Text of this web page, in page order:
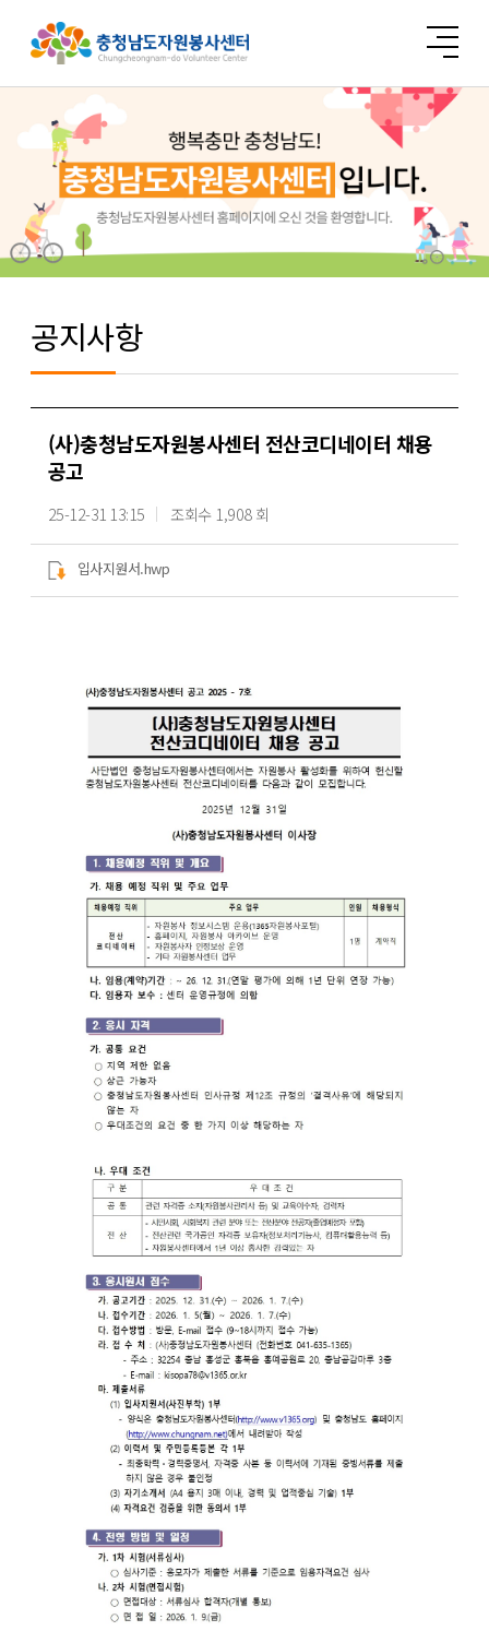
공지사항
(사)충청남도자원봉사센터 전산코디네이터 채용
공고
25-12-31 13:15 조회수 1,908 회
입사지원서.hwp